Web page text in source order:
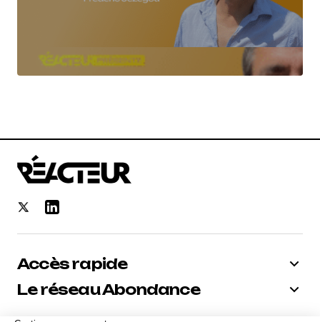
Accès rapide
Le réseau Abondance